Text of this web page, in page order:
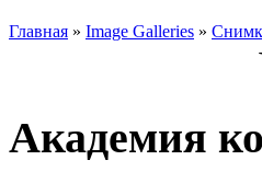
Главная » Image Galleries »
Академия